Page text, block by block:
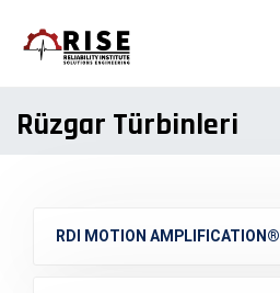
Rüzgar Türbinleri
RDI MOTION AMPLIFICATION®